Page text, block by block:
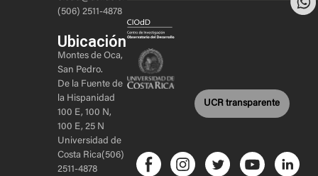
(506) 2511-4878
Ubicación
Montes de Oca,
San Pedro.
De la Fuente de
la Hispanidad
100 E, 100 N,
100 E, 25 N
Universidad de
Costa Rica(506)
2511-4878
UCR transparente